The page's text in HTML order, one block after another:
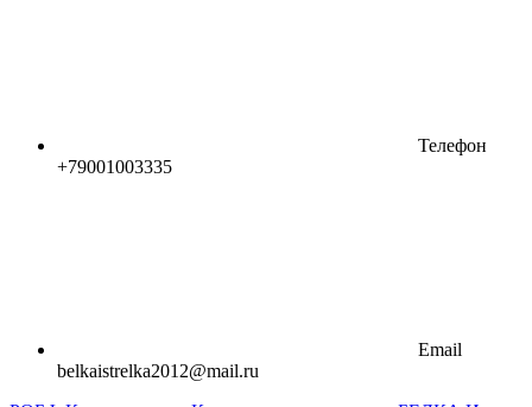
Телефон
+79001003335
Email
belkaistrelka2012@mail.ru